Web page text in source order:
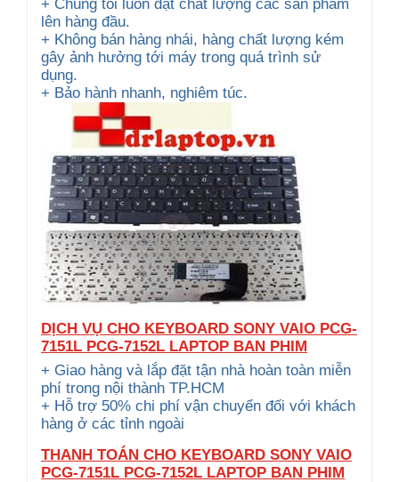
+ Chúng tôi luôn đặt chất lượng các sản phẩm
lên hàng đầu.
+ Không bán hàng nhái, hàng chất lượng kém
gây ảnh hưởng tới máy trong quá trình sử
dụng.
+ Bảo hành nhanh, nghiêm túc.
DỊCH VỤ CHO KEYBOARD SONY VAIO PCG-
7151L PCG-7152L LAPTOP BAN PHIM
+ Giao hàng và lắp đặt tận nhà hoàn toàn miễn
phí trong nội thành TP.HCM
+ Hỗ trợ 50% chi phí vận chuyển đối với khách
hàng ở các tỉnh ngoài
THANH TOÁN CHO KEYBOARD SONY VAIO
PCG-7151L PCG-7152L LAPTOP BAN PHIM